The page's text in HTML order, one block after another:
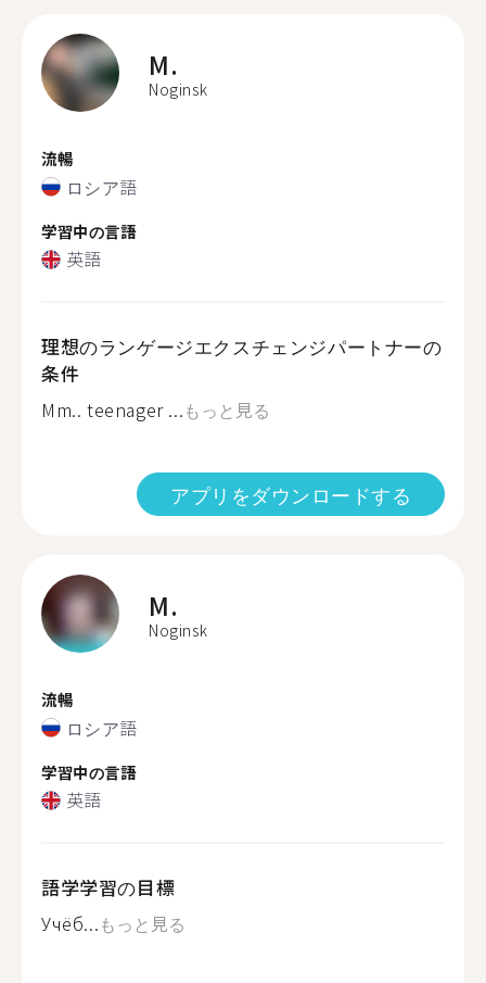
M.
Noginsk
流暢
ロシア語
学習中の言語
英語
理想のランゲージエクスチェンジパートナーの
条件
Mm.. teenager ...もっと見る
アプリをダウンロードする
M.
Noginsk
流暢
ロシア語
学習中の言語
英語
語学学習の目標
Учёб...もっと見る